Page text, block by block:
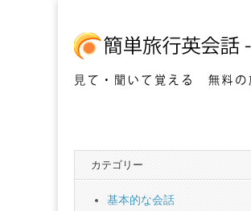
簡
単
カテゴリー
基本的な会話